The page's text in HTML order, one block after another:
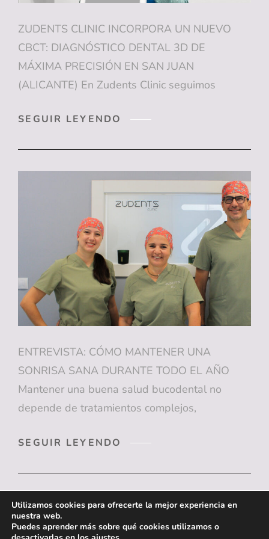
ZUDENTS CLINIC INCORPORA UN NUEVO
CBCT: DIAGNÓSTICO DENTAL 3D DE
MÁXIMA PRECISIÓN EN SAN JUAN
(ALICANTE) En Zudents Clinic seguimos
SEGUIR LEYENDO
ZUDENTS
NUEVO
CBCT:
DIAGNÓSTICO
DENTAL
MÁXIMA
PRECISIÓN
EN
SAN
JUAN
(ALICANTE)
ENTREVISTA: CÓMO MANTENER UNA
SONRISA SANA DURANTE TODO EL AÑO
Mantener una buena salud bucodental no
depende de tratamientos complejos,
SEGUIR LEYENDO
ENTREVISTA:
SONRISA
SANA
DURANTE
TODO
Utilizamos cookies para ofrecerte la mejor experiencia en
nuestra web.
Puedes aprender más sobre qué cookies utilizamos o